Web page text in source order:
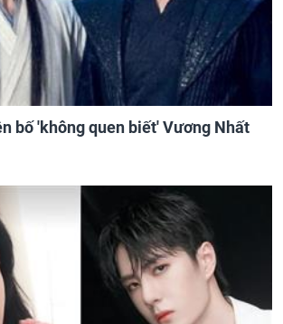
bố 'không quen biết' Vương Nhất